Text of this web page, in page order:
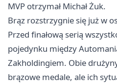
MVP otrzymał Michał Żuk.
Brąz rozstrzygnie się już w
Przed finałową serią
pojedynku między
Zakholdingiem. Obie
brązowe medale, ale ich